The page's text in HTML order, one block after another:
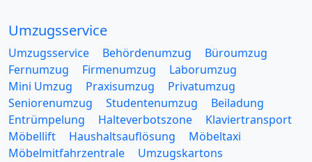
Umzugsservice
Umzugsservice Behördenumzug
Büroumzug
Fernumzug
Firmenumzug
Laborumzug
Mini Umzug
Praxisumzug
Privatumzug
Seniorenumzug
Studentenumzug
Beiladung
Entrümpelung
Halteverbotszone
Klaviertransport
Möbellift
Haushaltsauflösung
Möbeltaxi
Möbelmitfahrzentrale
Umzugskartons